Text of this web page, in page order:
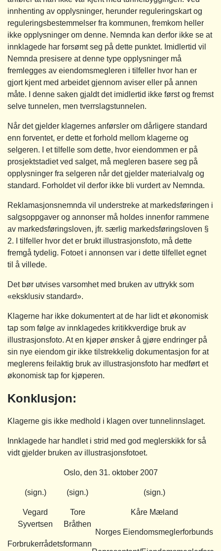
innhenting av opplysninger, herunder reguleringskart og
reguleringsbestemmelser fra kommunen, fremkom heller
ikke opplysninger om denne. Nemnda kan derfor ikke se at
innklagede har forsømt seg på dette punktet. Imidlertid vil
Nemnda presisere at denne type opplysninger må
fremlegges av eiendomsmegleren i tilfeller hvor han er
gjort kjent med arbeidet gjennom aviser eller på annen
måte. I denne saken gjaldt det imidlertid ikke først og fremst
selve tunnelen, men tverrslagstunnelen.
Når det gjelder klagernes anførsler om dårligere standard
enn forventet, er dette et forhold mellom klagerne og
selgeren. I et tilfelle som dette, hvor eiendommen er på
prosjektstadiet ved salget, må megleren basere seg på
opplysninger fra selgeren når det gjelder materialvalg og
standard. Forholdet vil derfor ikke bli vurdert av Nemnda.
Reklamasjonsnemnda vil understreke at markedsføringen i
salgsoppgaver og annonser må holdes innenfor rammene
av markedsføringsloven, jfr. særlig markedsføringsloven §
2. I tilfeller hvor det er brukt illustrasjonsfoto, må dette
fremgå tydelig. Fotoet i annonsen var i dette tilfellet egnet
til å villede.
Det bør utvises varsomhet med bruken av uttrykk som
«eksklusiv standard».
Klagerne har ikke dokumentert at de har lidt et økonomisk
tap som følge av innklagedes kritikkverdige bruk av
illustrasjonsfoto. At en kjøper ønsker å gjøre endringer på
sin nye eiendom gir ikke tilstrekkelig dokumentasjon for at
meglerens feilaktig bruk av illustrasjonsfoto har medført et
økonomisk tap for kjøperen.
Konklusjon:
Klagerne gis ikke medhold i klagen over tunnelinnslaget.
Innklagede har handlet i strid med god meglerskikk for så
vidt gjelder bruken av illustrasjonsfotoet.
Oslo, den 31. oktober 2007
(sign.)
Vegard
Syvertsen
Forbrukerrådets
(sign.)
Tore
Bråthen
formann
(sign.)
Kåre Mæland
Norges Eiendomsmeglerforbunds